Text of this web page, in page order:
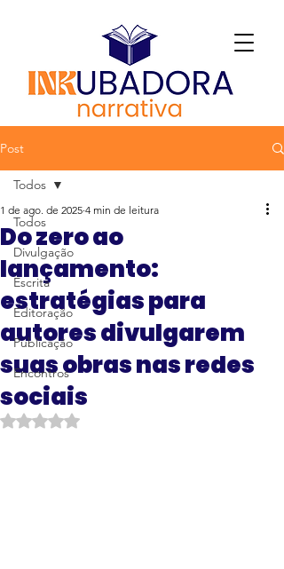
Post
Todos
Divulgação
Escrita
Editoração
Publicação
Encontros
Todos
Do zero ao
lançamento:
estratégias para
autores divulgarem
suas obras nas redes
sociais
1 de ago. de 2025 4 min de leitura
Avaliado com NaN de 5 estrelas.